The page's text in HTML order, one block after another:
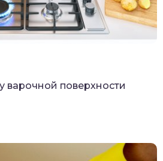
варочной поверхности